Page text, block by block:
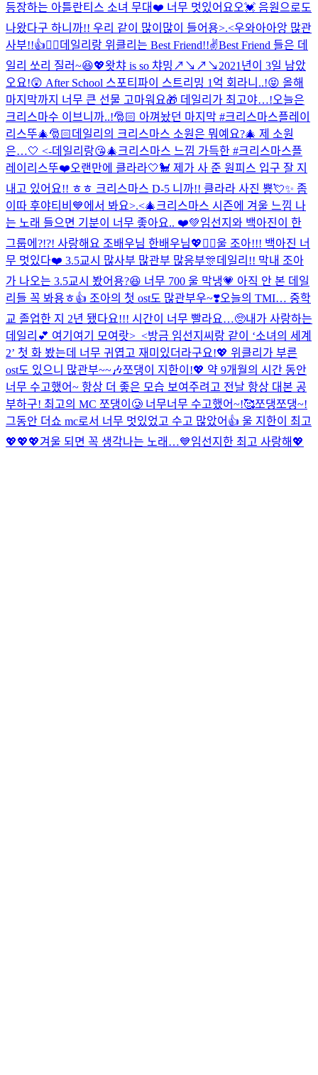
등장하는 아틀란티스 소녀 무대❤️ 너무 멋있어요오💓 음원으로도
나왔다구 하니까!! 우리 같이 많이많이 들어용>.<우와아아앙 많관
사부!!👍❤️‍🔥데일리랑 위클리는 Best Friend!!✌️Best Friend 들은 데
일리 쏘리 질러~😆💖왓챠 is so 챠밍↗️↘️↗️↘️2021년이 3일 남았
오요!😲 After School 스포티파이 스트리밍 1억 회라니..!😝 올해
마지막까지 너무 큰 선물 고마워요🎁 데일리가 최고야…!오늘은
크리스마수 이브니까..!🎅🏻 아껴놨던 마지막 #크리스마스플레이
리스뚜🎄🎅🏻데일리의 크리스마스 소원은 뭐예요?🎄 제 소원
은…🤍 <-데일리랑😘🎄크리스마스 느낌 가득한 #크리스마스플
레이리스뚜❤️오랜만에 클라라🤍🐩 제가 사 준 원피스 입구 잘 지
내고 있어요!! ㅎㅎ 크리스마스 D-5 니까!! 클라라 사진 뿅💘✨ 좀
이따 후야티비💙에서 봐요>.<🎄크리스마스 시즌에 겨울 느낌 나
는 노래 들으면 기분이 너무 좋아요.. ❤️💚임선지와 백아진이 한
그룹에?!?! 사랑해요 조배우님 한배우님💖❤️‍🔥울 조아!!! 백아진 너
무 멋있다❤️ 3.5교시 많사부 많관부 많응부🎊데일리!! 막내 조아
가 나오는 3.5교시 봤어용?😆 너무 700 울 막냉💗 아직 안 본 데일
리들 꼭 봐용ㅎ👍 조아의 첫 ost도 많관부우~❣️오늘의 TMI… 중학
교 졸업한 지 2년 됐다요!!! 시간이 너무 빨라요…🥺내가 사랑하는
데일리💕 여기여기 모여랏>_<방금 임선지씨랑 같이 ‘소녀의 세계
2’ 첫 화 봤는데 너무 귀엽고 재미있더라구요!💖 위클리가 부른
ost도 있으니 많관부~~🎶쪼댕이 지한이!💖 약 9개월의 시간 동안
너무 수고했어~ 항상 더 좋은 모습 보여주려고 전날 항상 대본 공
부하구! 최고의 MC 쪼댕이🥲 너무너무 수고했어~!🥰쪼댕쪼댕~!
그동안 더쇼 mc로서 너무 멋있었고 수고 많았어👍 울 지한이 최고
💖💖💖겨울 되면 꼭 생각나는 노래…💙임선지한 최고 사랑해💖